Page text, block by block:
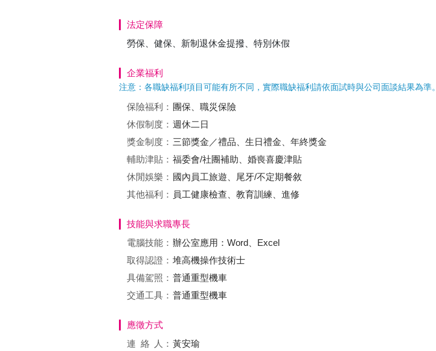
法定保障
勞保、健保、新制退休金提撥、特別休假
企業福利
注意：各職缺福利項目可能有所不同，實際職缺福利請依面試時與公司面談結果為準。
保險福利： 團保、職災保險
休假制度： 週休二日
獎金制度： 三節獎金／禮品、生日禮金、年終獎金
輔助津貼： 福委會/社團補助、婚喪喜慶津貼
休閒娛樂： 國內員工旅遊、尾牙/不定期餐敘
其他福利： 員工健康檢查、教育訓練、進修
技能與求職專長
電腦技能： 辦公室應用：Word、Excel
取得認證： 堆高機操作技術士
具備駕照： 普通重型機車
交通工具： 普通重型機車
應徵方式
連絡
人： 黃安瑜